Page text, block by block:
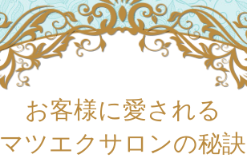
お客様に愛される
マツエクサロンの秘訣